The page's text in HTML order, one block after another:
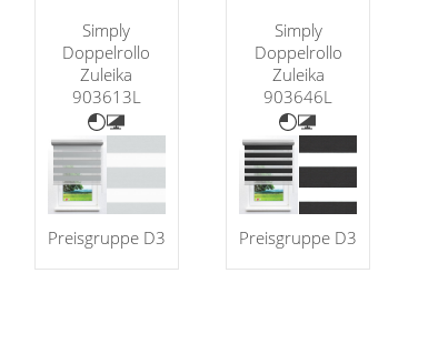
Simply
Doppelrollo
Zuleika
903613L
Preisgruppe D3
Simply
Doppelrollo
Zuleika
903646L
Preisgruppe D3